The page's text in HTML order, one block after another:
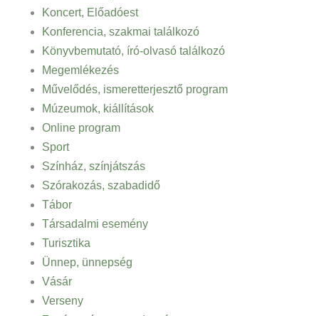
Koncert, Előadóest
Konferencia, szakmai találkozó
Könyvbemutató, író-olvasó találkozó
Megemlékezés
Művelődés, ismeretterjesztő program
Múzeumok, kiállítások
Online program
Sport
Színház, színjátszás
Szórakozás, szabadidő
Tábor
Társadalmi esemény
Turisztika
Ünnep, ünnepség
Vásár
Verseny